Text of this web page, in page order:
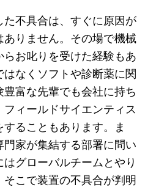
た不具合は、すぐに原因が
りません。その場で機械
らお叱りを受けた経験もあ
はなくソフトや診断薬に関
富な先輩でも会社に持ち
ィールドサイエンティス
することもあります。ま
家が集結する部署に問い
グローバルチームとやり
こで装置の不具合が判明